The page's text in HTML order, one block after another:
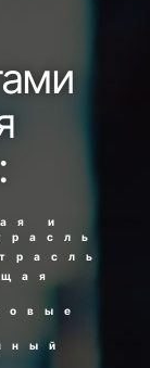
и